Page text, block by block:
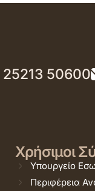
25213 50600
Χρήσιμοι
Υπουργείο
Περιφέρεια